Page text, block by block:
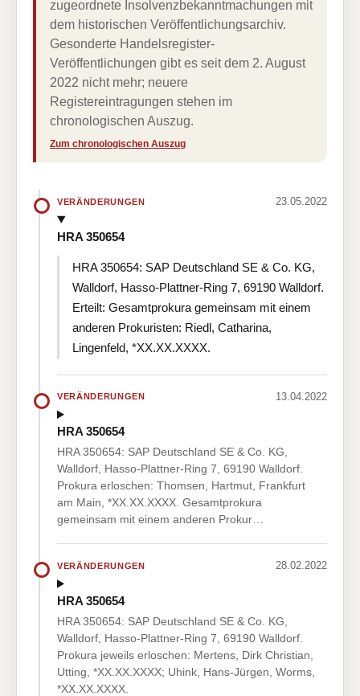
zugeordnete Insolvenzbekanntmachungen mit
dem historischen Veröffentlichungsarchiv.
Gesonderte Handelsregister-
Veröffentlichungen gibt es seit dem 2. August
2022 nicht mehr; neuere
Registereintragungen stehen im
chronologischen Auszug.
Zum chronologischen Auszug
VERÄNDERUNGEN 23.05.2022
HRA 350654
HRA 350654: SAP Deutschland SE & Co. KG,
Walldorf, Hasso-Plattner-Ring 7, 69190 Walldorf.
Erteilt: Gesamtprokura gemeinsam mit einem
anderen Prokuristen: Riedl, Catharina,
Lingenfeld, *XX.XX.XXXX.
VERÄNDERUNGEN 13.04.2022
HRA 350654
HRA 350654: SAP Deutschland SE & Co. KG,
Walldorf, Hasso-Plattner-Ring 7, 69190 Walldorf.
Prokura erloschen: Thomsen, Hartmut, Frankfurt
am Main, *XX.XX.XXXX. Gesamtprokura
gemeinsam mit einem anderen Prokur…
VERÄNDERUNGEN 28.02.2022
HRA 350654
HRA 350654: SAP Deutschland SE & Co. KG,
Walldorf, Hasso-Plattner-Ring 7, 69190 Walldorf.
Prokura jeweils erloschen: Mertens, Dirk Christian,
Utting, *XX.XX.XXXX; Uhink, Hans-Jürgen, Worms,
*XX.XX.XXXX.